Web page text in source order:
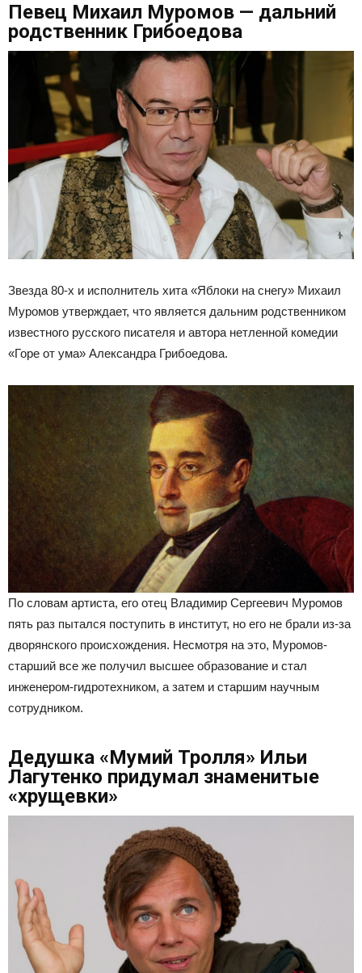
Певец Михаил Муромов — дальний
родственник Грибоедова
Звезда 80-х и исполнитель хита «Яблоки на снегу» Михаил
Муромов утверждает, что является дальним родственником
известного русского писателя и автора нетленной комедии
«Горе от ума» Александра Грибоедова.
По словам артиста, его отец Владимир Сергеевич Муромов
пять раз пытался поступить в институт, но его не брали из-за
дворянского происхождения. Несмотря на это, Муромов-
старший все же получил высшее образование и стал
инженером-гидротехником, а затем и старшим научным
сотрудником.
Дедушка «Мумий Тролля» Ильи
Лагутенко придумал знаменитые
«хрущевки»